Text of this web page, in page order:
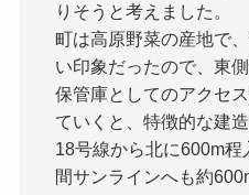
りそうと考えました。
町は高原野菜の産地で
い印象だったので、東
保管庫としてのアクセ
ていくと、特徴的な建
18号線から北に600m
間サンラインへも約